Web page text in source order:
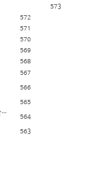
573
572
571
570
569
568
567
566
565
비 오는 날에도 웃음 꽃 피우며 완벽하게 이사 마쳤습니다. 진심으로 감사합니다!
564
563